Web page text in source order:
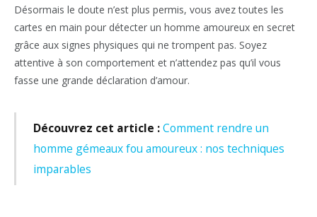
Désormais le doute n’est plus permis, vous avez toutes les
cartes en main pour détecter un homme amoureux en secret
grâce aux signes physiques qui ne trompent pas. Soyez
attentive à son comportement et n’attendez pas qu’il vous
fasse une grande déclaration d’amour.
Découvrez cet article : Comment rendre un
homme gémeaux fou amoureux : nos techniques
imparables